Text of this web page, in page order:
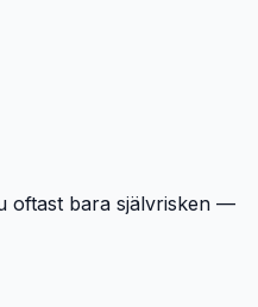
oftast bara självrisken —